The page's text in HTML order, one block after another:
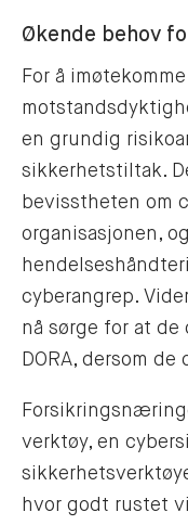
Økende behov
For å
en grundig
sikkerhetstiltak.
bevisstheten om
organisasjonen,
cyberangrep.
nå sørge for at de
DORA, dersom
verktøy, en
hvor godt rustet